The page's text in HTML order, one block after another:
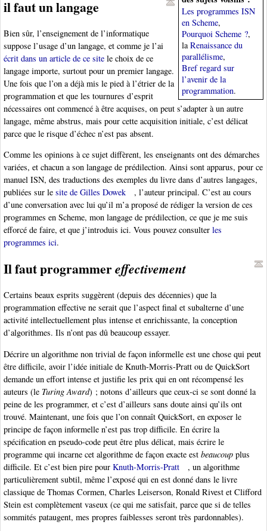
Les programmes ISN
en Scheme,
Pourquoi Scheme ?,
laRenaissance du
parallélisme,
Bref regard sur
l’avenir de la
programmation.
il faut un langage
Bien sûr, l’enseignement de l’informatique
suppose l’usage d’un langage, et comme je l’ai
écrit dans un article de ce site le choix de ce
langage importe, surtout pour un premier langage.
Une fois que l’on a déjà mis le pied à l’étrier de la
programmation et que les tournures d’esprit
nécessaires ont commencé à être acquises, on peut s’adapter à un autre
langage, même abstrus, mais pour cette acquisition initiale, c’est délicat
parce que le risque d’échec n’est pas absent.
Comme les opinions à ce sujet diffèrent, les enseignants ont des démarches
variées, et chacun a son langage de prédilection. Ainsi sont apparus, pour ce
manuel ISN, des traductions des exemples du livre dans d’autres langages,
publiées sur le site de Gilles Dowek
, l’auteur principal. C’est au cours
d’une conversation avec lui qu’il m’a proposé de rédiger la version de ces
programmes en Scheme, mon langage de prédilection, ce que je me suis
efforcé de faire, et que j’introduis ici. Vous pouvez consulter les
programmes ici.
Il faut programmereffectivement
Certains beaux esprits suggèrent (depuis des décennies) que la
programmation effective ne serait que l’aspect final et subalterne d’une
activité intellectuellement plus intense et enrichissante, la conception
d’algorithmes. Ils n’ont pas dû beaucoup essayer.
Décrire un algorithme non trivial de façon informelle est une chose qui peut
être difficile, avoir l’idée initiale de Knuth-Morris-Pratt ou de QuickSort
demande un effort intense et justifie les prix qui en ont récompensé les
auteurs (le Turing Award) ; notons d’ailleurs que ceux-ci se sont donné la
peine de les programmer, et c’est d’ailleurs sans doute ainsi qu’ils ont
trouvé. Maintenant, une fois que l’on connaît QuickSort, en exposer le
principe de façon informelle n’est pas trop difficile. En écrire la
spécification en pseudo-code peut être plus délicat, mais écrire le
programme qui incarne cet algorithme de façon exacte est beaucoup plus
difficile. Et c’est bien pire pour Knuth-Morris-Pratt
, un algorithme
particulièrement subtil, même l’exposé qui en est donné dans le livre
classique de Thomas Cormen, Charles Leiserson, Ronald Rivest et Clifford
Stein est complètement vaseux (ce qui me satisfait, parce que si de telles
sommités pataugent, mes propres faiblesses seront très pardonnables).